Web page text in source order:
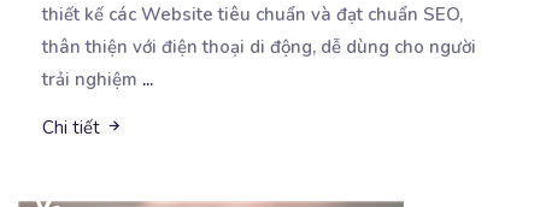
thiết kế các Website tiêu chuẩn và đạt chuẩn SEO,
thân thiện với điện thoại di động, dễ dùng cho người
trải nghiệm ...
Chi tiết